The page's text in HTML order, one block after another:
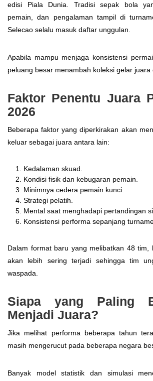
edisi Piala Dunia. Tradisi sepak bola
pemain, dan pengalaman tampil di
Selecao selalu masuk daftar unggulan.
Apabila mampu menjaga konsistensi
peluang besar menambah koleksi gelar juara
Faktor Penentu Juara
2026
Beberapa faktor yang diperkirakan akan
keluar sebagai juara antara lain:
Kedalaman skuad.
Kondisi fisik dan kebugaran pemain.
Minimnya cedera pemain kunci.
Strategi pelatih.
Mental saat menghadapi pertandingan
Konsistensi performa sepanjang
Dalam format baru yang melibatkan 48 tim,
akan lebih sering terjadi sehingga tim
waspada.
Siapa yang Paling
Menjadi Juara?
Jika melihat performa beberapa tahun
masih mengerucut pada beberapa negara
Banyak model statistik dan simulasi